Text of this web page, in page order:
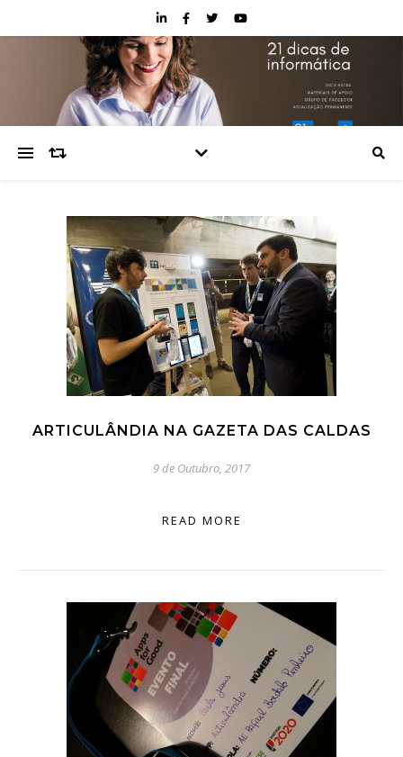
ARTICULÂNDIA NA GAZETA DAS CALDAS
9 de Outubro, 2017
READ MORE